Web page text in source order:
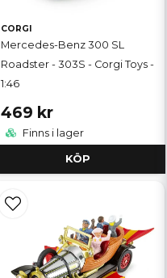
CORGI
Mercedes-Benz 300 SL
Roadster - 303S - Corgi Toys -
1:46
469 kr
Finns i lager
KÖP